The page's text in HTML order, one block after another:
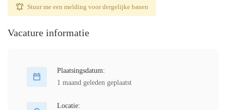
Stuur me een melding voor dergelijke banen
Vacature informatie
Plaatsingsdatum:
1 maand geleden geplaatst
Locatie: